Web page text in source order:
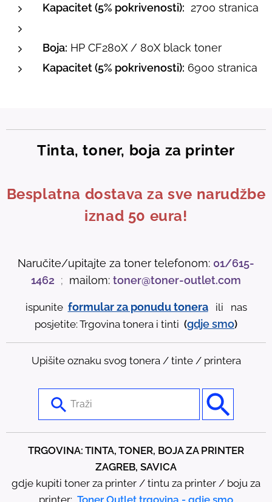
Kapacitet (5% pokrivenosti): 2700 stranica
Boja: HP CF280X / 80X black toner
Kapacitet (5% pokrivenosti): 6900 stranica
Tinta, toner, boja za printer
Besplatna dostava za sve narudžbe
iznad 50 eura!
Naručite/upitajte za toner telefonom: 01/615-
1462 ; mailom: toner@toner-outlet.com
ispunite formular za ponudu tonera
ili nas
posjetite: Trgovina tonera i tinti (gdjesmo)
Upišite oznaku svog tonera / tinte / printera
t
TRGOVINA: TINTA, TONER, BOJA ZA PRINTER
ZAGREB, SAVICA
gdje kupiti toner za printer / tintu za printer / boju za
printer: Toner Outlet trgovina - gdje smo